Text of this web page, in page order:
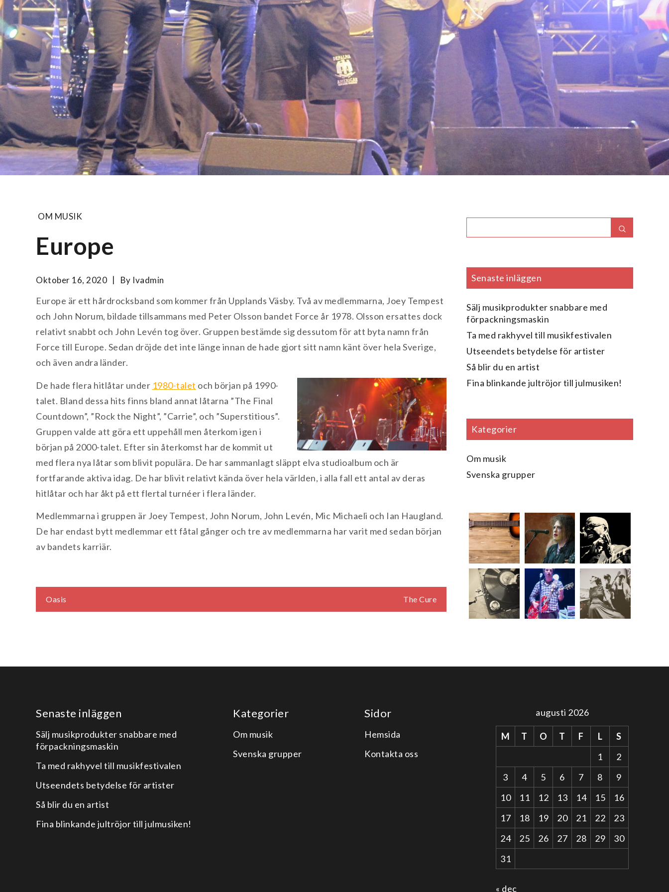
OM MUSIK
Europe
Oktober 16, 2020 By Ivadmin
Europe är ett hårdrocksband som kommer från Upplands Väsby. Två av medlemmarna, Joey Tempest
och John Norum, bildade tillsammans med Peter Olsson bandet Force år 1978. Olsson ersattes dock
relativt snabbt och John Levén tog över. Gruppen bestämde sig dessutom för att byta namn från
Force till Europe. Sedan dröjde det inte länge innan de hade gjort sitt namn känt över hela Sverige,
och även andra länder.
De hade flera hitlåtar under 1980-talet och början på 1990-
talet. Bland dessa hits finns bland annat låtarna ”The Final
Countdown”, ”Rock the Night”, ”Carrie”, och ”Superstitious”.
Gruppen valde att göra ett uppehåll men återkom igen i
början på 2000-talet. Efter sin återkomst har de kommit ut
med flera nya låtar som blivit populära. De har sammanlagt släppt elva studioalbum och är
fortfarande aktiva idag. De har blivit relativt kända över hela världen, i alla fall ett antal av deras
hitlåtar och har åkt på ett flertal turnéer i flera länder.
Medlemmarna i gruppen är Joey Tempest, John Norum, John Levén, Mic Michaeli och Ian Haugland.
De har endast bytt medlemmar ett fåtal gånger och tre av medlemmarna har varit med sedan början
av bandets karriär.
Inläggsnavigering
Oasis The Cure
for:
Senaste inläggen
Sälj musikprodukter snabbare med
förpackningsmaskin
Ta med rakhyvel till musikfestivalen
Utseendets betydelse för artister
Så blir du en artist
Fina blinkande jultröjor till julmusiken!
Kategorier
Om musik
Svenska grupper
Senaste inläggen
Sälj musikprodukter snabbare med
förpackningsmaskin
Ta med rakhyvel till musikfestivalen
Utseendets betydelse för artister
Så blir du en artist
Fina blinkande jultröjor till julmusiken!
Kategorier
Om musik
Svenska grupper
Sidor
Hemsida
Kontakta oss
augusti 2026
M T O T F L
S
1
2
3
4 5 6 7 8
9
10
11 12 13 14 15
16
17
18 19 20 21 22
23
24
25 26 27 28 29
30
31
« dec